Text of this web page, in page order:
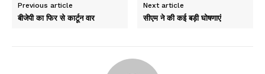
Previous article
बीजेपी का फिर से कार्टून वार
Next article
सीएम ने की कई बड़ी घोषणाएं